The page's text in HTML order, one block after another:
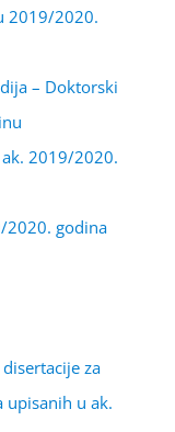
2019/2020.
– Doktorski
2019/2020.
2020. godina
za
upisanih u ak.